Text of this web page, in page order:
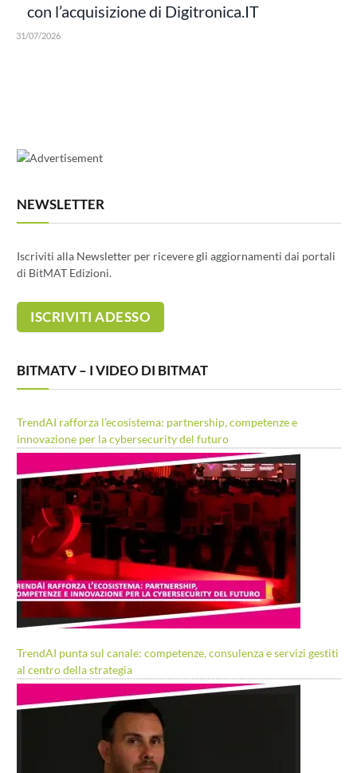
con l’acquisizione di Digitronica.IT
31/07/2026
NEWSLETTER
Iscriviti alla Newsletter per ricevere gli aggiornamenti dai portali
di BitMAT Edizioni.
BITMATV – I VIDEO DI BITMAT
TrendAI rafforza l’ecosistema: partnership, competenze e
innovazione per la cybersecurity del futuro
TrendAI punta sul canale: competenze, consulenza e servizi gestiti
al centro della strategia